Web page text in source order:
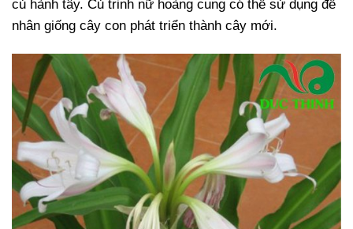
củ hành tây. Củ trinh nữ hoàng cung có thể sử dụng để
nhân giống cây con phát triển thành cây mới.